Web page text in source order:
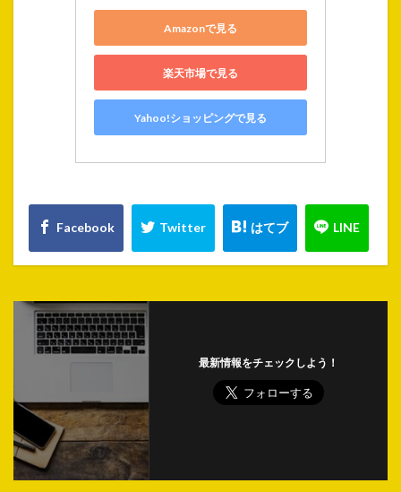
Amazonで見る
楽天市場で見る
Yahoo!ショッピングで見る
最新情報をチェックしよう！